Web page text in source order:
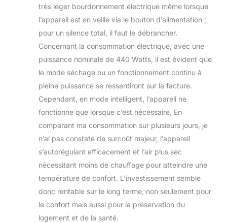
très léger bourdonnement électrique même lorsque
l’appareil est en veille via le bouton d’alimentation ;
pour un silence total, il faut le débrancher.
Concernant la consommation électrique, avec une
puissance nominale de 440 Watts, il est évident que
le mode séchage ou un fonctionnement continu à
pleine puissance se ressentiront sur la facture.
Cependant, en mode intelligent, l’appareil ne
fonctionne que lorsque c’est nécessaire. En
comparant ma consommation sur plusieurs jours, je
n’ai pas constaté de surcoût majeur, l’appareil
s’autorégulant efficacement et l’air plus sec
nécessitant moins de chauffage pour atteindre une
température de confort. L’investissement semble
donc rentable sur le long terme, non seulement pour
le confort mais aussi pour la préservation du
logement et de la santé.